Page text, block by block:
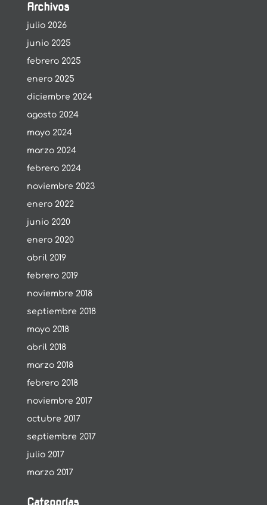
Archivos
julio 2026
junio 2025
febrero 2025
enero 2025
diciembre 2024
agosto 2024
mayo 2024
marzo 2024
febrero 2024
noviembre 2023
enero 2022
junio 2020
enero 2020
abril 2019
febrero 2019
noviembre 2018
septiembre 2018
mayo 2018
abril 2018
marzo 2018
febrero 2018
noviembre 2017
octubre 2017
septiembre 2017
julio 2017
marzo 2017
Categorías